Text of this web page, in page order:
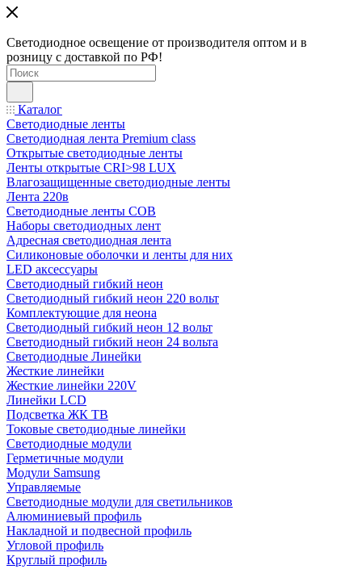
Светодиодное освещение от производителя оптом и в
розницу с доставкой по РФ!
Каталог
Светодиодные ленты
Светодиодная лента Premium class
Открытые светодиодные ленты
Ленты открытые CRI>98 LUX
Влагозащищенные светодиодные ленты
Лента 220в
Светодиодные ленты COB
Наборы светодиодных лент
Адресная светодиодная лента
Силиконовые оболочки и ленты для них
LED аксессуары
Светодиодный гибкий неон
Светодиодный гибкий неон 220 вольт
Комплектующие для неона
Светодиодный гибкий неон 12 вольт
Светодиодный гибкий неон 24 вольта
Светодиодные Линейки
Жесткие линейки
Жесткие линейки 220V
Линейки LCD
Подсветка ЖК ТВ
Токовые светодиодные линейки
Светодиодные модули
Герметичные модули
Модули Samsung
Управляемые
Светодиодные модули для светильников
Алюминиевый профиль
Накладной и подвесной профиль
Угловой профиль
Круглый профиль